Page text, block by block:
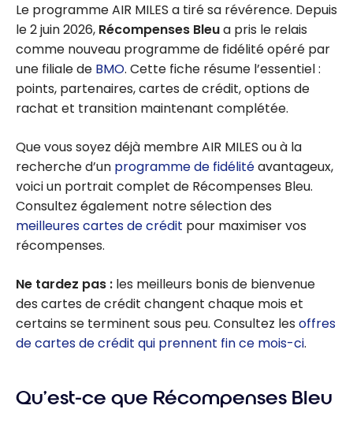
Le programme AIR MILES a tiré sa révérence. Depuis
le 2 juin 2026, Récompenses Bleua pris le relais
comme nouveau programme de fidélité opéré par
une filiale de BMO. Cette fiche résume l’essentiel :
points, partenaires, cartes de crédit, options de
rachat et transition maintenant complétée.
Que vous soyez déjà membre AIR MILES ou à la
recherche d’un programme de fidélitéavantageux,
voici un portrait complet de Récompenses Bleu.
Consultez également notre sélection des
meilleures cartes de crédit pour maximiser vos
récompenses.
Ne tardez pas : les meilleurs bonis de bienvenue
des cartes de crédit changent chaque mois et
certains se terminent sous peu. Consultez les offres
de cartes de crédit qui prennent fin ce mois-ci.
Qu’est-ce que Récompenses Bleu